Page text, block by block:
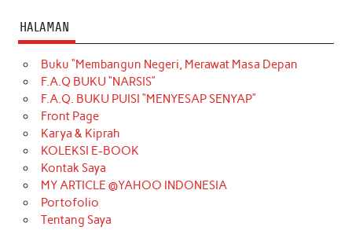
HALAMAN
Buku “Membangun Negeri, Merawat Masa Depan
F.A.Q BUKU “NARSIS”
F.A.Q. BUKU PUISI “MENYESAP SENYAP”
Front Page
Karya & Kiprah
KOLEKSI E-BOOK
Kontak Saya
MY ARTICLE @YAHOO INDONESIA
Portofolio
Tentang Saya